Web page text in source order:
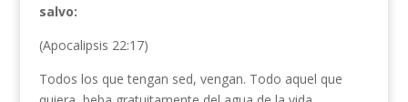
salvo:
(Apocalipsis 22:17)
Todos los que tengan sed, vengan. Todo aquel que